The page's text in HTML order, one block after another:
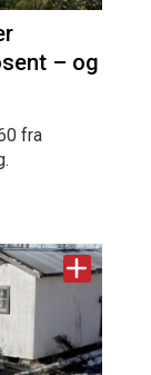
– og
fra